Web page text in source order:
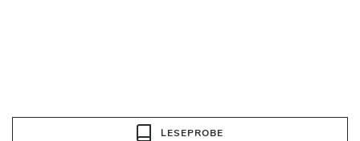
LESEPROBE